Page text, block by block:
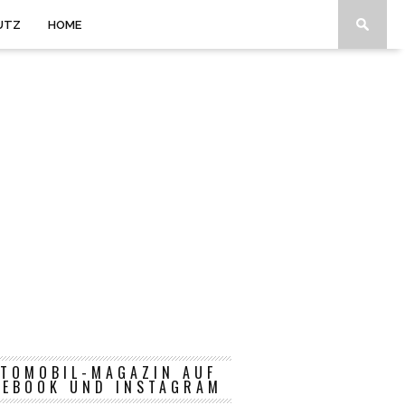
HOME
MAGAZIN AUF
UND INSTAGRAM